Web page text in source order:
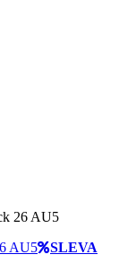
26 AU5
SLEVA